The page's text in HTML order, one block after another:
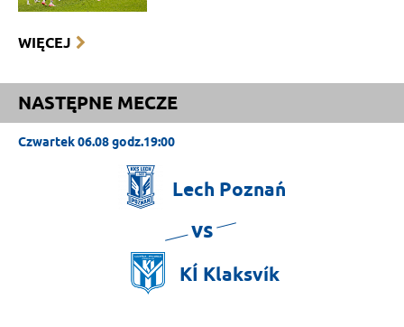
WIĘCEJ
NASTĘPNE MECZE
Czwartek 06.08 godz.19:00
Lech Poznań
vs
KÍ Klaksvík